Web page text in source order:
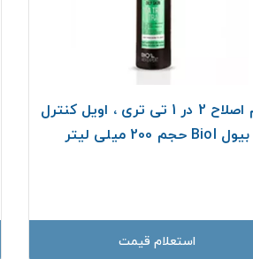
فوم اصلاح 2 در 1 تی تری ، اویل کنترل
بیول Biol حجم 200 میلی لیتر
استعلام قیمت